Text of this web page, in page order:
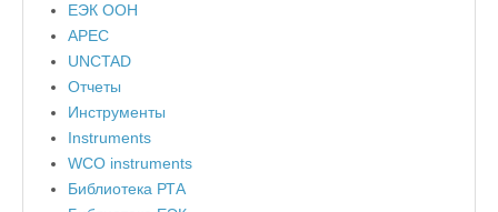
ЕЭК ООН
APEC
UNCTAD
Отчеты
Инструменты
Instruments
WCO instruments
Библиотека РТА